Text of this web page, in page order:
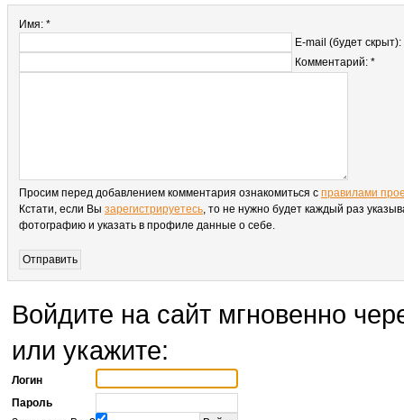
Имя: *
E-mail (будет скрыт):
Комментарий: *
Просим перед добавлением комментария ознакомиться с правилами
Кстати, если Вы зарегистрируетесь, то не нужно будет каждый раз
фотографию и указать в профиле данные о себе.
Войдите на сайт мгновенно
или укажите:
Логин
Пароль